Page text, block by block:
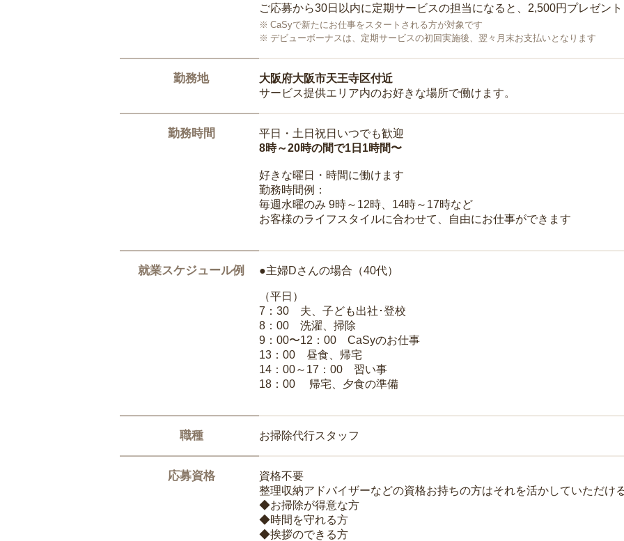
ご応募から30日以内に定期サービスの担当になると、2,500円プレゼント
CaSyで新たにお仕事をスタートされる方が対象です
デビューボーナスは、定期サービスの初回実施後、翌々月末お支払いとなります
勤務地
大阪府大阪市天王寺区付近
サービス提供エリア内のお好きな場所で働けます。
勤務時間
平日・土日祝日いつでも歓迎
8時～20時の間で1日1時間〜
好きな曜日・時間に働けます
勤務時間例：
毎週水曜のみ 9時～12時、14時～17時など
お客様のライフスタイルに合わせて、自由にお仕事ができます
就業スケジュール例 ●主婦Dさんの場合（40代）
（平日）
7：30 夫、子ども出社･登校
8：00 洗濯、掃除
9：00〜12：00 CaSyのお仕事
13：00 昼食、帰宅
14：00～17：00 習い事
18：00 帰宅、夕食の準備
職種 お掃除代行スタッフ
応募資格
資格不要
整理収納アドバイザーなどの資格お持ちの方はそれを活かしていただけ
◆お掃除が得意な方
◆時間を守れる方
◆挨拶のできる方